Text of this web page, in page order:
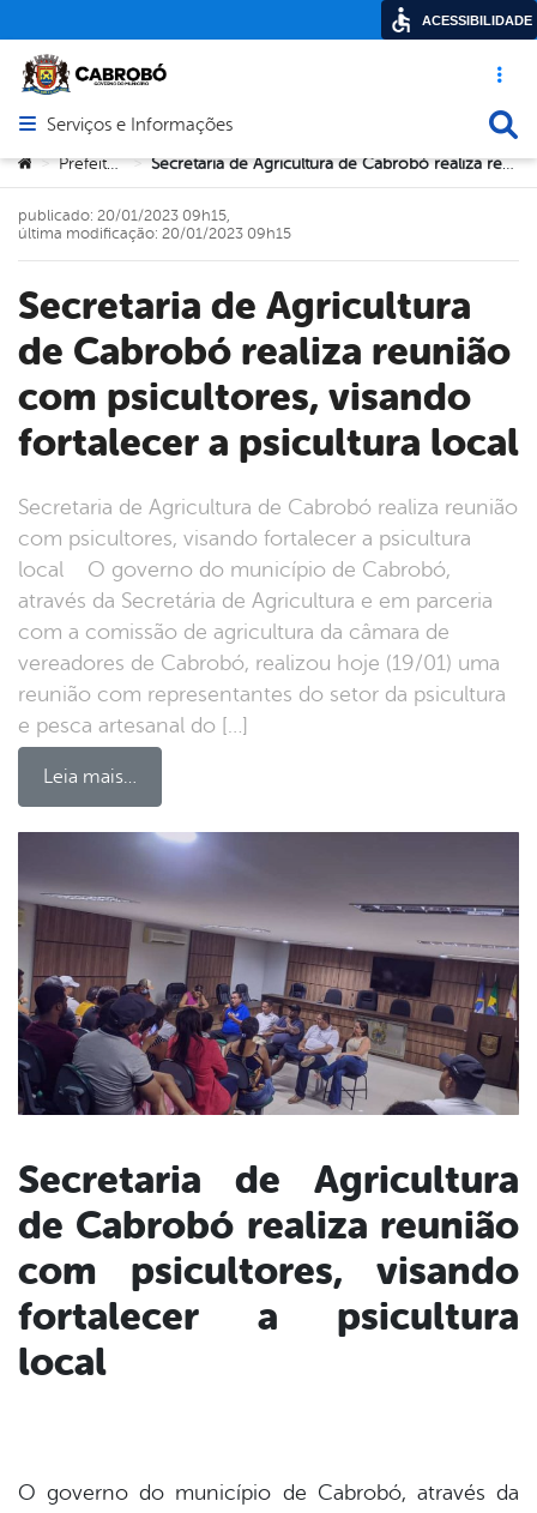
Acesso
Abrir menu principal de navegação
Serviços e Informações
Você está aqui:
> Prefeitura > Secretaria de Agricultura de Cabrobó realiza reunião com psicultores, visando fortalecer a psicultura local
Secretaria de Agricultura
de Cabrobó realiza reunião
com psicultores, visando
fortalecer a psicultura local
Secretaria de Agricultura de Cabrobó realiza reunião
com psicultores, visando fortalecer a psicultura
local O governo do município de Cabrobó,
através da Secretária de Agricultura e em parceria
com a comissão de agricultura da câmara de
vereadores de Cabrobó, realizou hoje (19/01) uma
reunião com representantes do setor da psicultura
e pesca artesanal do […]
Leia mais…
publicado: 20/01/2023 09h15,
última modificação: 20/01/2023 09h15
Secretaria de Agricultura
de Cabrobó realiza reunião
com psicultores, visando
fortalecer a psicultura
local
O governo do município de Cabrobó, através da
ACESSIBILIDADE